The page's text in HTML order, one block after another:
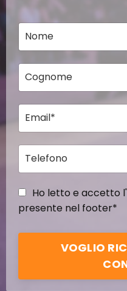
Ho letto e accetto
presente nel footer*
VOGLIO